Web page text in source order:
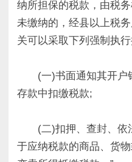
纳所担保的税款，由税
未缴纳的，经县以上税
关可以采取下列强制执行
(一)书面通知其开户
存款中扣缴税款;
(二)扣押、查封、依
于应纳税款的商品、货